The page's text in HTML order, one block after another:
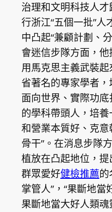
治理和文明科技人
行浙江“五個一批”
中凸起“兼顧計劃、
會迷信步隊方面，
用馬克思主義武裝
省著名的專家學者，
面向世界、實際功
的學科帶頭人，培
和營業本質好、克
骨干”。在消息步隊
植放在凸起地位，提
群眾愛好健檢推薦的
掌管人”，“果斷地當
果斷地當大好人類